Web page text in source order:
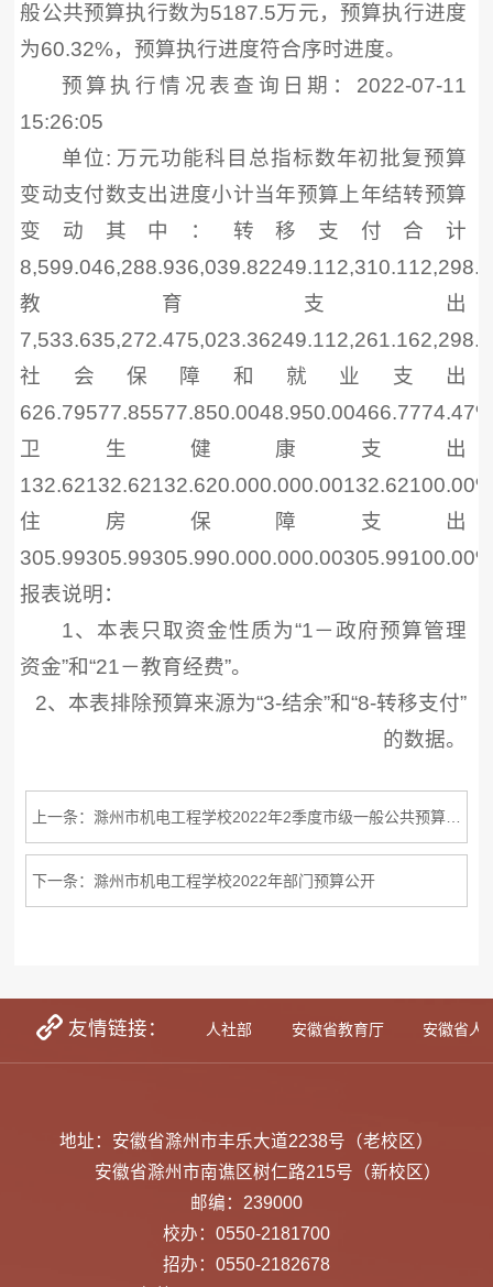
般公共预算执行数为5187.5万元，预算执行进度
为60.32%，预算执行进度符合序时进度。
预算执行情况表查询日期：2022-07-11
15:26:05
单位: 万元功能科目总指标数年初批复预算
变动支付数支出进度小计当年预算上年结转预算
变动其中：转移支付合计
教育支出
社会保障和就业支出
卫生健康支出
住房保障支出
报表说明：
1、本表只取资金性质为“1－政府预算管理
资金”和“21－教育经费”。
2、本表排除预算来源为“3-结余”和“8-转移支付”
的数据。
上一条：滁州市机电工程学校2022年2季度市级一般公共预算执行情况
下一条：滁州市机电工程学校2022年部门预算公开
友情链接：
学生资助网 教育部 人社部 安徽省教育厅 安徽省人
地址：安徽省滁州市丰乐大道2238号（老校区）
安徽省滁州市南谯区树仁路215号（新校区）
邮编：239000
校办：0550-2181700
招办：0550-2182678